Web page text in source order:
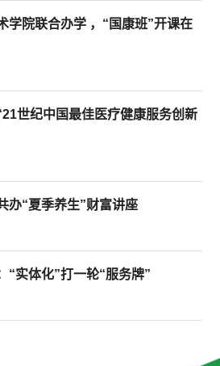
学院联合办学 ，“国康班”开课在
世纪中国最佳医疗健康服务创新
办“夏季养生”财富讲座
“实体化”打一轮“服务牌”